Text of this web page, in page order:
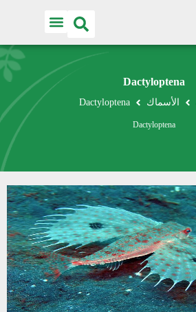
Dactyloptena
الأسماك Dactyloptena
Dactyloptena